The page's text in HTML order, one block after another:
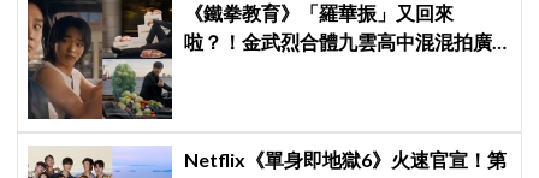
《鐵拳教育》「羅華振」又回來
啦？！金武烈合體九雲高中混混拍廣
Netflix《單身即地獄6》火速官宣！第